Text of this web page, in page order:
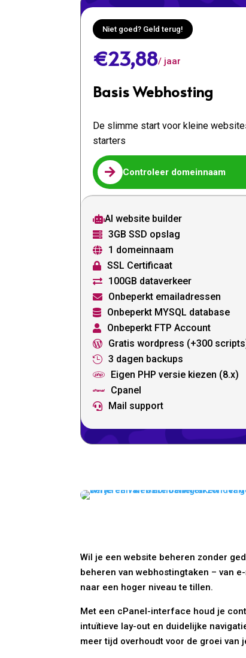
Niet goed? Geld terug!
€23,88/ jaar
Basis Webhosting
De slimme start voor kleine
starters
 Controleer domeinnaam
AI website builder
 3GB SSD opslag
 1 domeinnaam
 SSL Certificaat
 100GB dataverkeer
 Onbeperkt emailadressen
 Onbeperkt MYSQL database
 Onbeperkt FTP Account
 Gratis wordpress (+300
 3 dagen backups
 Eigen PHP versie kiezen (8.x)
 Cpanel
 Mail support
Wil je een website beheren zonder
beheren van webhostingtaken – van
naar een hoger niveau te tillen.
Met een cPanel-interface houd je
intuïtieve lay-out en duidelijke
meer tijd overhoudt voor de groei van